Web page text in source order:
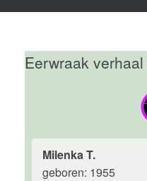
Eerwraak verhaal
Milenka T.
geboren: 1955